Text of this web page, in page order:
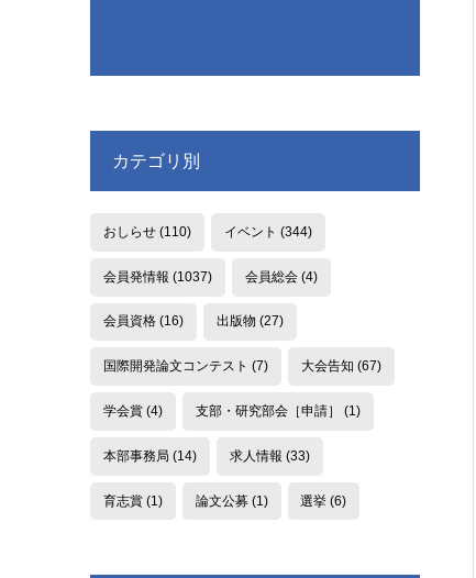
カテゴリ別
おしらせ(110) イベント (344)
会員発情報 (1037) 会員総会(4)
会員資格(16) 出版物 (27)
国際開発論文コンテスト (7) 大会告知 (67)
学会賞(4) 支部・研究部会［申請］ (1)
本部事務局 (14) 求人情報 (33)
育志賞(1) 論文公募(1) 選挙 (6)